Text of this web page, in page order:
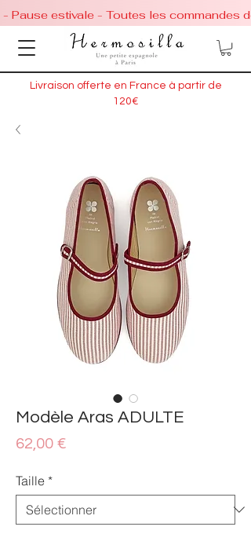
- Pause estivale - Toutes les commandes
Livraison offerte en France à partir de
120€
Modèle Aras ADULTE
62,00 €Prix
Taille *